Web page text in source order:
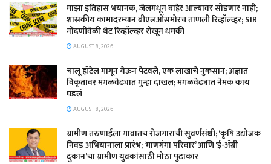
माझा इतिहास भयानक, जेलमधून बाहेर आल्यावर सोडणार नाही;
शासकीय कामादरम्यान बीएलओंसमोरच ताणली रिव्हॉल्व्हर; SIR
नोंदणीवेळी थेट रिव्हॉल्व्हर रोखून धमकी
AUGUST 8, 2026
चालू हॉटेल मागून येऊन पेटवले, एक लाखाचे नुकसान; अज्ञात
विकृतावर मंगळवेढ्यात गुन्हा दाखल; मंगळवेढ्यात नेमकं काय
घडलं
AUGUST 8, 2026
​ग्रामीण तरुणाईला गावातच रोजगाराची सुवर्णसंधी; ‘कृषि उद्योजक
निवड अभियानाला प्रारंभ; ‘माणगंगा परिवार’ आणि ‘ई-ॲग्री
दुकान’चा ग्रामीण युवकांसाठी मोठा पुढाकार